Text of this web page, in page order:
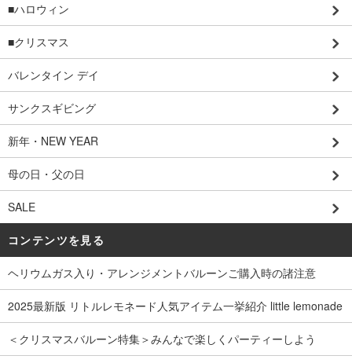
■ハロウィン
■クリスマス
バレンタイン デイ
サンクスギビング
新年・NEW YEAR
母の日・父の日
SALE
コンテンツを見る
ヘリウムガス入り・アレンジメントバルーンご購入時の諸注意
2025最新版 リトルレモネード人気アイテム一挙紹介 little lemonade
＜クリスマスバルーン特集＞みんなで楽しくパーティーしよう